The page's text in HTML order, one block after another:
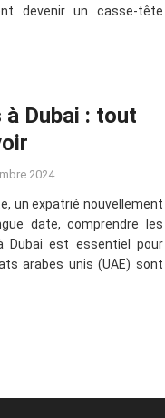
devenir un casse-tête
Dubai : tout
2024
un expatrié nouvellement
date, comprendre les
Dubai est essentiel pour
arabes unis (UAE) sont